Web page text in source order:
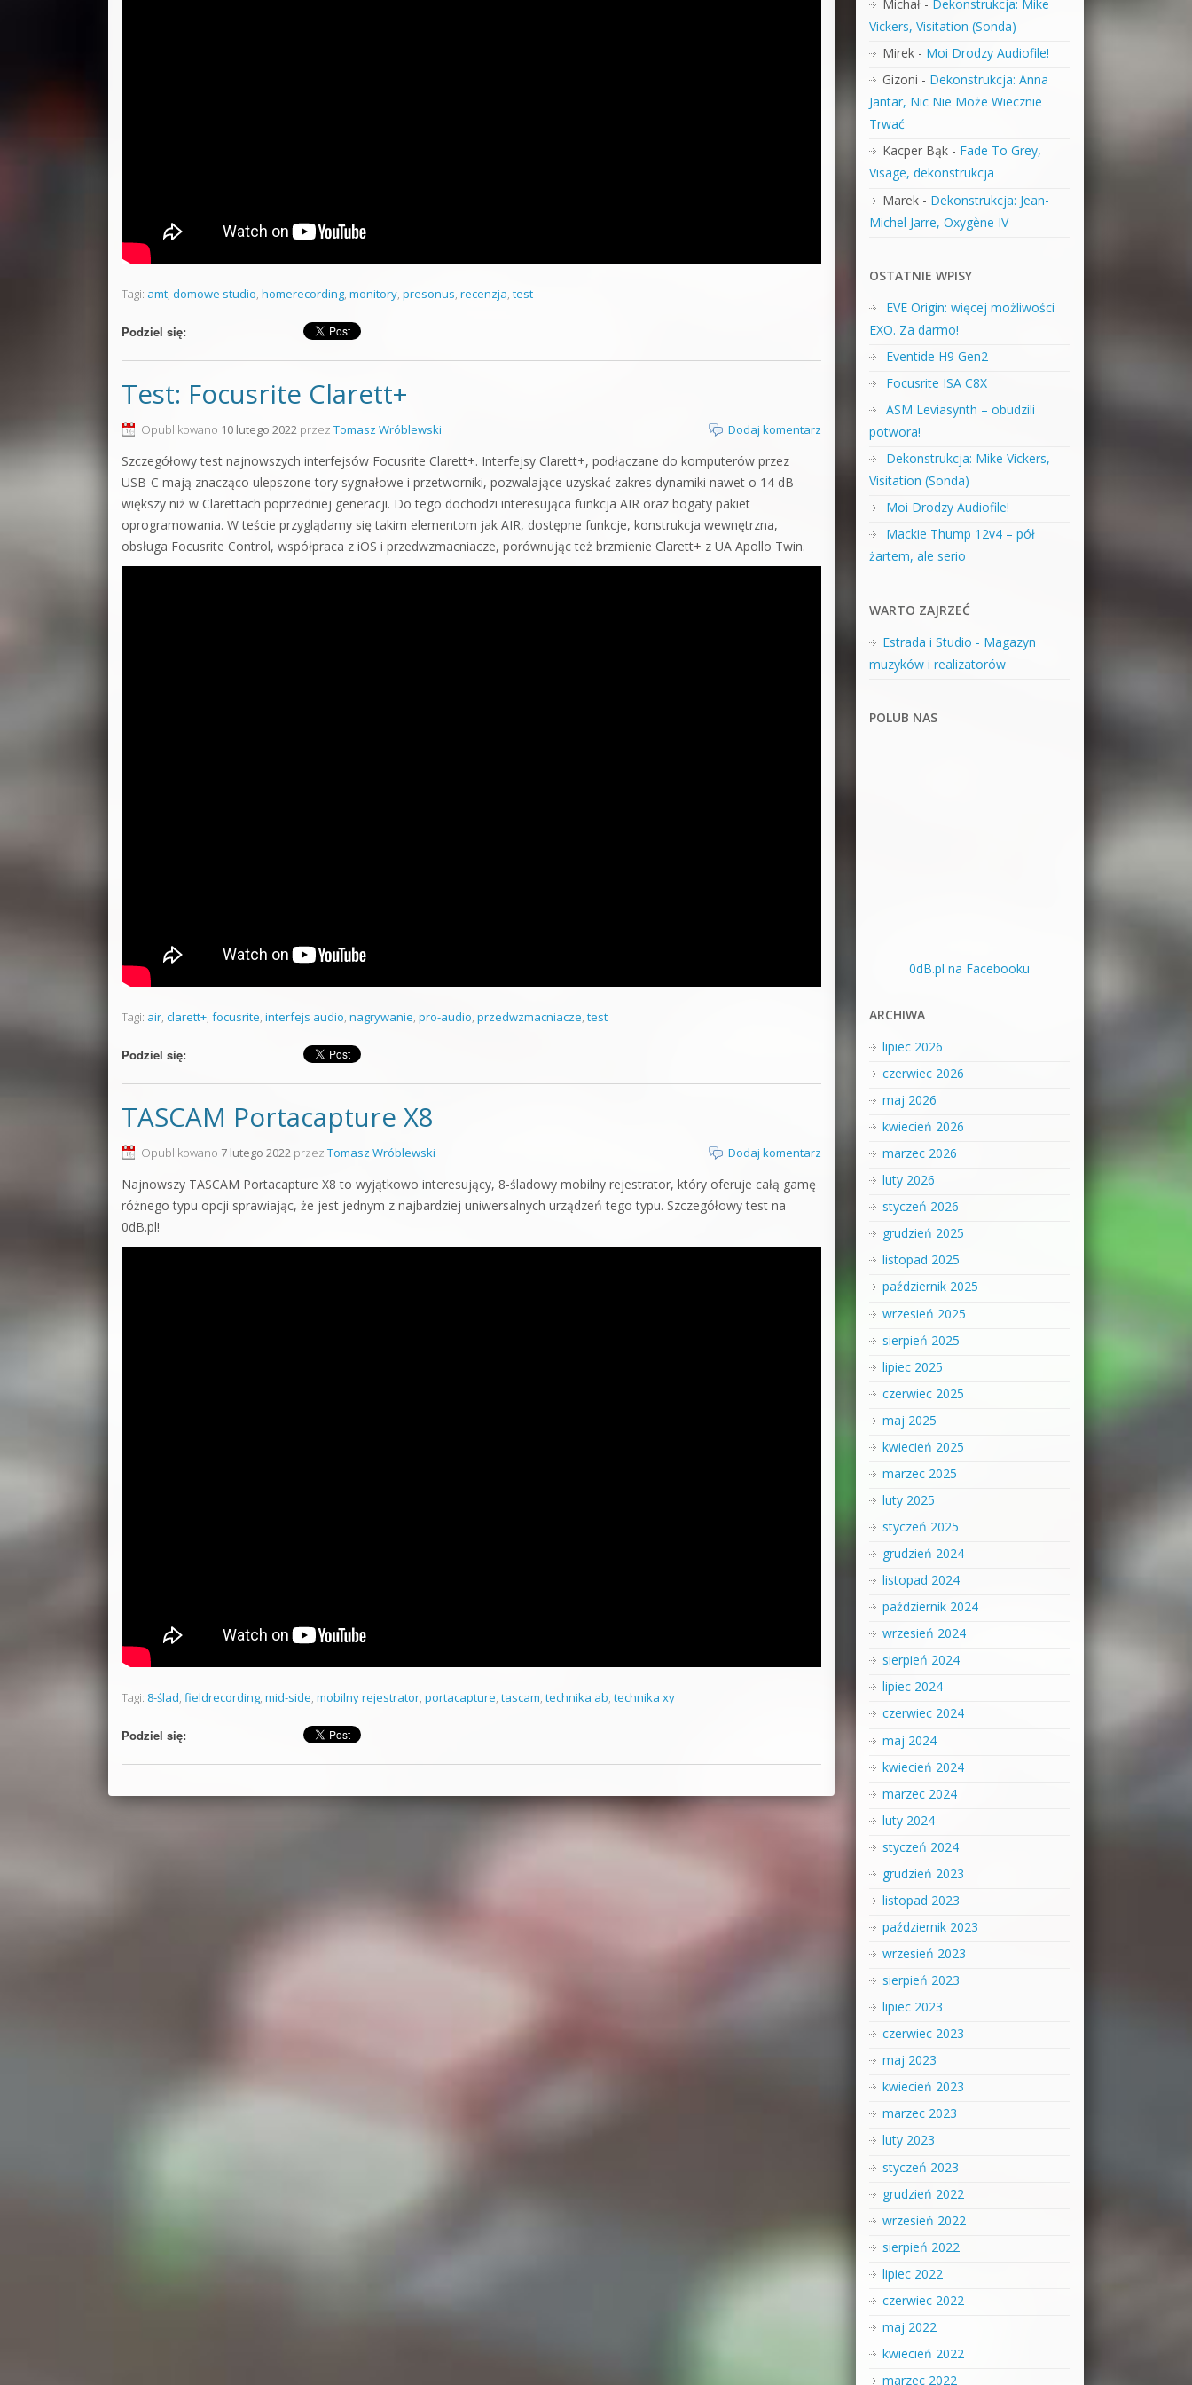
Tagi: amt, domowe studio, homerecording, monitory, presonus, recenzja, test
Podziel się:
Test: Focusrite Clarett+
Opublikowano 10 lutego 2022 przez Tomasz Wróblewski Dodaj komentarz
Szczegółowy test najnowszych interfejsów Focusrite Clarett+. Interfejsy Clarett+, podłączane do komputerów przez
USB-C mają znacząco ulepszone tory sygnałowe i przetworniki, pozwalające uzyskać zakres dynamiki nawet o 14 dB
większy niż w Clarettach poprzedniej generacji. Do tego dochodzi interesująca funkcja AIR oraz bogaty pakiet
oprogramowania. W teście przyglądamy się takim elementom jak AIR, dostępne funkcje, konstrukcja wewnętrzna,
obsługa Focusrite Control, współpraca z iOS i przedwzmacniacze, porównując też brzmienie Clarett+ z UA Apollo Twin.
Tagi: air, clarett+, focusrite, interfejs audio, nagrywanie, pro-audio, przedwzmacniacze, test
Podziel się:
TASCAM Portacapture X8
Opublikowano 7 lutego 2022 przez Tomasz Wróblewski Dodaj komentarz
Najnowszy TASCAM Portacapture X8 to wyjątkowo interesujący, 8-śladowy mobilny rejestrator, który oferuje całą gamę
różnego typu opcji sprawiając, że jest jednym z najbardziej uniwersalnych urządzeń tego typu. Szczegółowy test na
0dB.pl!
Tagi: 8-ślad, fieldrecording, mid-side, mobilny rejestrator, portacapture, tascam, technika ab, technika xy
Podziel się:
Michał- Dekonstrukcja: Mike
Vickers, Visitation (Sonda)
Mirek- Moi Drodzy Audiofile!
Gizoni - Dekonstrukcja: Anna
Jantar, Nic Nie Może Wiecznie
Trwać
Kacper Bąk- Fade To Grey,
Visage, dekonstrukcja
Marek- Dekonstrukcja: Jean-
Michel Jarre, Oxygène IV
OSTATNIE WPISY
EVE Origin: więcej możliwości
EXO. Za darmo!
Eventide H9 Gen2
Focusrite ISA C8X
ASM Leviasynth – obudzili
potwora!
Dekonstrukcja: Mike Vickers,
Visitation (Sonda)
Moi Drodzy Audiofile!
Mackie Thump 12v4 – pół
żartem, ale serio
WARTO ZAJRZEĆ
Estrada i Studio - Magazyn
muzyków i realizatorów
POLUB NAS
0dB.pl na Facebooku
ARCHIWA
lipiec 2026
czerwiec 2026
maj 2026
kwiecień 2026
marzec 2026
luty 2026
styczeń 2026
grudzień 2025
listopad 2025
październik 2025
wrzesień 2025
sierpień 2025
lipiec 2025
czerwiec 2025
maj 2025
kwiecień 2025
marzec 2025
luty 2025
styczeń 2025
grudzień 2024
listopad 2024
październik 2024
wrzesień 2024
sierpień 2024
lipiec 2024
czerwiec 2024
maj 2024
kwiecień 2024
marzec 2024
luty 2024
styczeń 2024
grudzień 2023
listopad 2023
październik 2023
wrzesień 2023
sierpień 2023
lipiec 2023
czerwiec 2023
maj 2023
kwiecień 2023
marzec 2023
luty 2023
styczeń 2023
grudzień 2022
wrzesień 2022
sierpień 2022
lipiec 2022
czerwiec 2022
maj 2022
kwiecień 2022
marzec 2022